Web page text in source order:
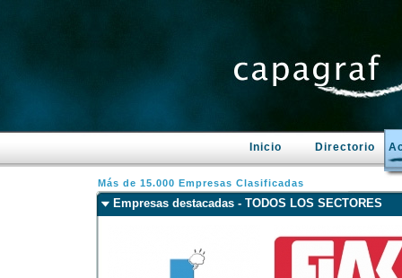
Inicio Directorio
Más de 15.000 Empresas Clasificadas
Empresas destacadas - TODOS LOS SECTORES